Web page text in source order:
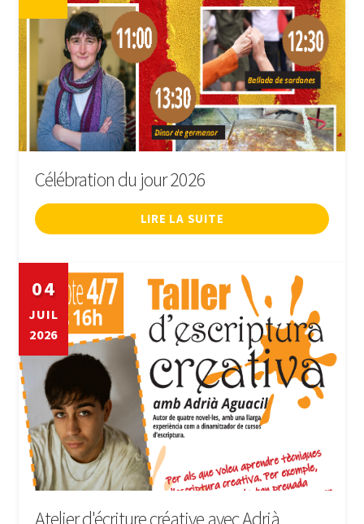
Célébration du jour 2026
LIRE LA SUITE
04
JUIL
2026